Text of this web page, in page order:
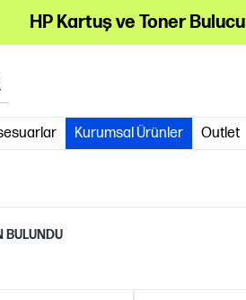
HP Kartuş ve Toner Bulucu
Kurumsal Ürünler Outlet
BULUNDU